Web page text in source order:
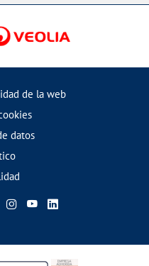
de la web
datos